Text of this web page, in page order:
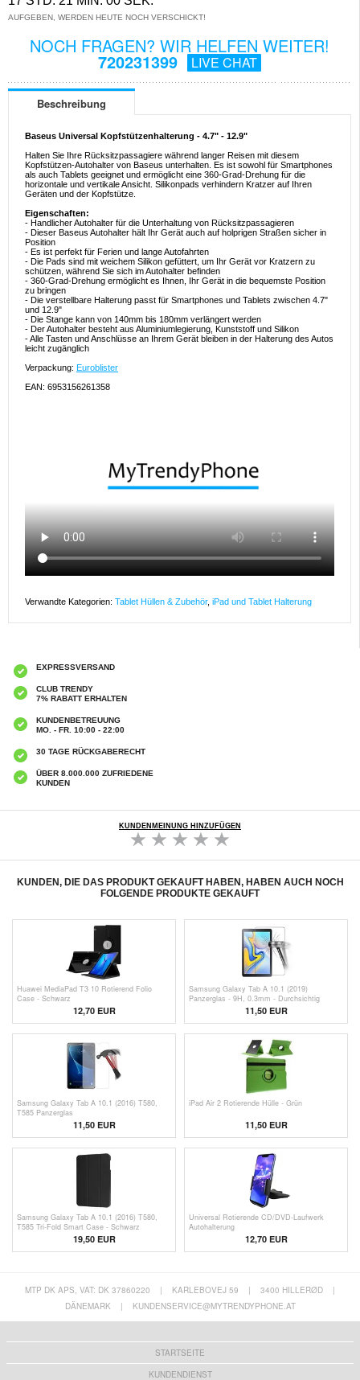
AUFGEBEN, WERDEN HEUTE NOCH VERSCHICKT!
NOCH FRAGEN? WIR HELFEN WEITER!
720231399 LIVE CHAT
Beschreibung
Baseus Universal Kopfstützenhalterung - 4.7" - 12.9"
Halten Sie Ihre Rücksitzpassagiere während langer Reisen mit diesem
Kopfstützen-Autohalter von Baseus unterhalten. Es ist sowohl für Smartphones
als auch Tablets geeignet und ermöglicht eine 360-Grad-Drehung für die
horizontale und vertikale Ansicht. Silikonpads verhindern Kratzer auf Ihren
Geräten und der Kopfstütze.
Eigenschaften:
- Handlicher Autohalter für die Unterhaltung von Rücksitzpassagieren
- Dieser Baseus Autohalter hält Ihr Gerät auch auf holprigen Straßen sicher in
Position
- Es ist perfekt für Ferien und lange Autofahrten
- Die Pads sind mit weichem Silikon gefüttert, um Ihr Gerät vor Kratzern zu
schützen, während Sie sich im Autohalter befinden
- 360-Grad-Drehung ermöglicht es Ihnen, Ihr Gerät in die bequemste Position
zu bringen
- Die verstellbare Halterung passt für Smartphones und Tablets zwischen 4.7"
und 12.9"
- Die Stange kann von 140mm bis 180mm verlängert werden
- Der Autohalter besteht aus Aluminiumlegierung, Kunststoff und Silikon
- Alle Tasten und Anschlüsse an Ihrem Gerät bleiben in der Halterung des Autos
leicht zugänglich
Verpackung: Euroblister
EAN: 6953156261358
Verwandte Kategorien: Tablet Hüllen & Zubehör, iPad und Tablet Halterung
EXPRESSVERSAND
CLUB TRENDY
7% RABATT ERHALTEN
KUNDENBETREUUNG
MO. - FR. 10:00 - 22:00
30 TAGE RÜCKGABERECHT
ÜBER 8.000.000 ZUFRIEDENE
KUNDEN
KUNDENMEINUNG HINZUFÜGEN
KUNDEN, DIE DAS PRODUKT GEKAUFT HABEN, HABEN AUCH NOCH
FOLGENDE PRODUKTE GEKAUFT
Huawei MediaPad T3 10 Rotierend Folio
Case - Schwarz
12,70 EUR
Samsung Galaxy Tab A 10.1 (2019)
Panzerglas - 9H, 0.3mm - Durchsichtig
11,50 EUR
Samsung Galaxy Tab A 10.1 (2016) T580,
T585 Panzerglas
11,50 EUR
iPad Air 2 Rotierende Hülle - Grün
11,50EUR
Samsung Galaxy Tab A 10.1 (2016) T580,
T585 Tri-Fold Smart Case - Schwarz
19,50 EUR
Universal Rotierende CD/DVD-Laufwerk
Autohalterung
12,70 EUR
MTP DK APS, VAT: DK 37860220 | KARLEBOVEJ 59 | 3400 HILLERØD
|
DÄNEMARK
| KUNDENSERVICE@MYTRENDYPHONE.AT
STARTSEITE
KUNDENDIENST